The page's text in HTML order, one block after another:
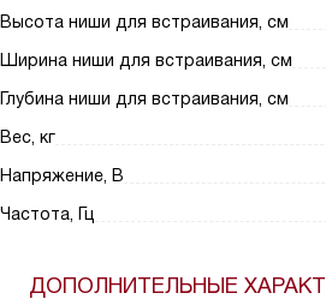
Высота ниши для встраивания, см
Ширина ниши для встраивания, см
Глубина ниши для встраивания, см
Вес, кг
Напряжение, В
Частота, Гц
ДОПОЛНИТЕЛЬНЫЕ